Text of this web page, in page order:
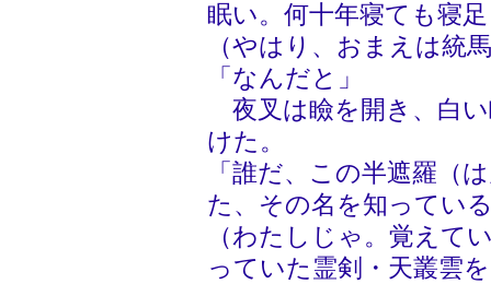
眠い。何十年寝ても寝
（やはり、おまえは統
「なんだと」
夜叉は瞼を開き、白
けた。
「誰だ、この半遮羅（
た、その名を知ってい
（わたしじゃ。覚えて
っていた霊剣・天叢雲